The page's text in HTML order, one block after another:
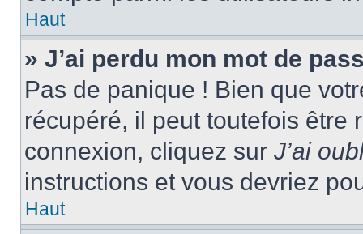
Haut
» J’ai perdu mon mot de
Pas de panique ! Bien que
récupéré, il peut toutefois être
connexion, cliquez sur J’ai
instructions et vous devriez
Haut